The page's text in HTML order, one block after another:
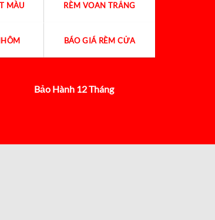
MÀU RÈM VOAN TRẮNG
BÁO GIÁ RÈM CỬA
Bảo Hành 12 Tháng